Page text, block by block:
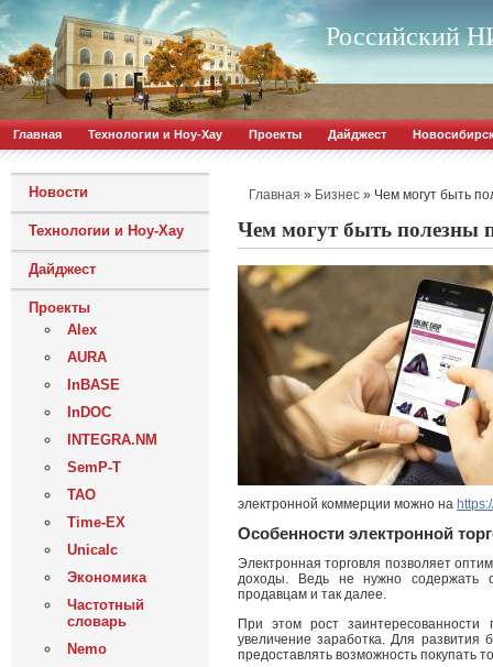
Российский
Главная Технологии и Ноу-Хау Проекты Дайджест
Новости
Технологии и Ноу-Хау
Дайджест
Проекты
Alex
AURA
InBASE
InDOC
INTEGRA.NM
SemP-T
ТАО
Time-EX
Unicalc
Экономика
Частотный
словарь
Nemo
Главная » Бизнес » Чем могут быть
Чем могут быть полезны
электронной коммерции можно на
Особенности электронной
Электронная торговля позволяет
доходы. Ведь не нужно содержать
продавцам и так далее.
При этом рост заинтересованности
увеличение заработка. Для
предоставлять возможность покупать